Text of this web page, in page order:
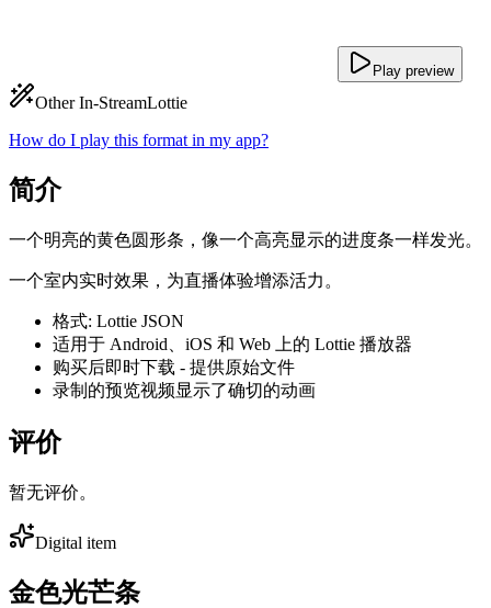
Play preview
Other In-StreamLottie
How do I play this format in my app?
简介
一个明亮的黄色圆形条，像一个高亮显示的进度条一样发光。
一个室内实时效果，为直播体验增添活力。
格式: Lottie JSON
适用于 Android、iOS 和 Web 上的 Lottie 播放器
购买后即时下载 - 提供原始文件
录制的预览视频显示了确切的动画
评价
暂无评价。
Digital item
金色光芒条